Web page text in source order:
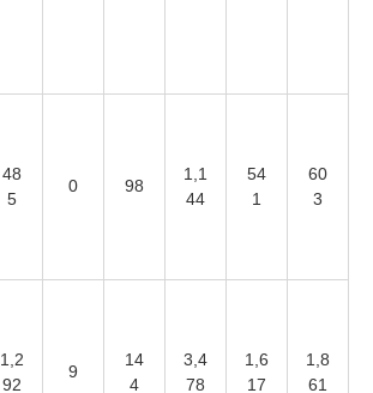
48
5
0 98
1,1
44
54
1
60
3
1,2
92
9
14
4
3,4
78
1,6
17
1,8
61